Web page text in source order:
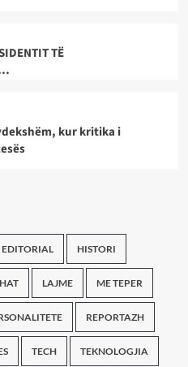
TË
kur kritika i
EDITORIAL HISTORI
LAJME ME TEPER
REPORTAZH
TECH TEKNOLOGJIA